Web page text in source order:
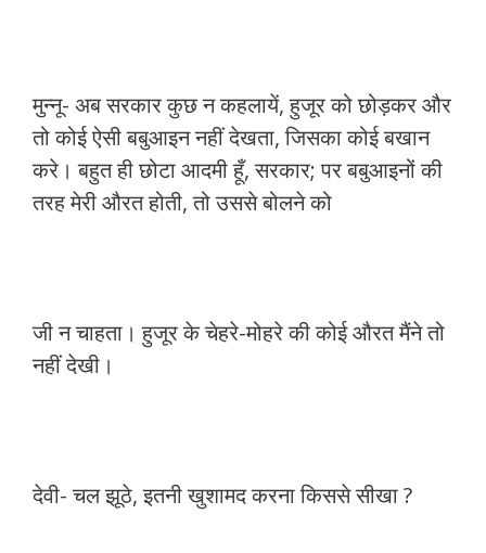
मुन्नू- अब सरकार कुछ न कहलायें, हुजूर को छोड़कर और
तो कोई ऐसी बबुआइन नहीं देखता, जिसका कोई बखान
करे। बहुत ही छोटा आदमी हूँ, सरकार; पर बबुआइनों की
तरह मेरी औरत होती, तो उससे बोलने को
जी न चाहता। हुजूर के चेहरे-मोहरे की कोई औरत मैंने तो
नहीं देखी।
देवी- चल झूठे, इतनी खुशामद करना किससे सीखा ?